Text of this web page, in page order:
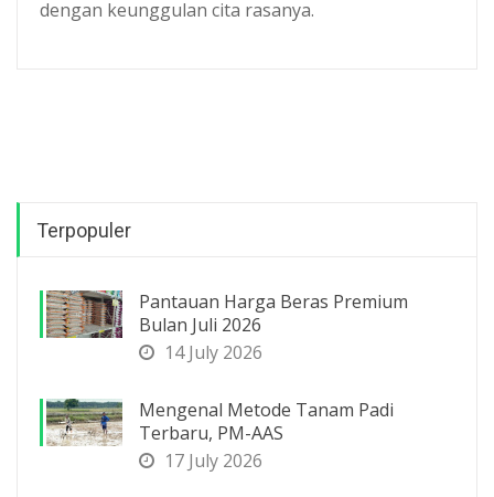
dengan keunggulan cita rasanya.
Terpopuler
Pantauan Harga Beras Premium
Bulan Juli 2026
14 July 2026
Mengenal Metode Tanam Padi
Terbaru, PM-AAS
17 July 2026